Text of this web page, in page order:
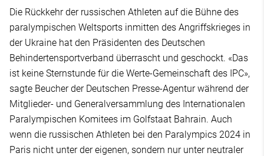
Die Rückkehr der russischen Athleten auf die Bühne des
paralympischen Weltsports inmitten des Angriffskrieges in
der Ukraine hat den Präsidenten des Deutschen
Behindertensportverband überrascht und geschockt. «Das
ist keine Sternstunde für die Werte-Gemeinschaft des IPC»,
sagte Beucher der Deutschen Presse-Agentur während der
Mitglieder- und Generalversammlung des Internationalen
Paralympischen Komitees im Golfstaat Bahrain. Auch
wenn die russischen Athleten bei den Paralympics 2024 in
Paris nicht unter der eigenen, sondern nur unter neutraler